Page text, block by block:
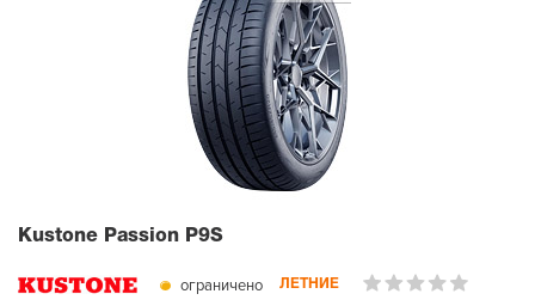
Kustone Passion P9S
ограничено ЛЕТНИЕ